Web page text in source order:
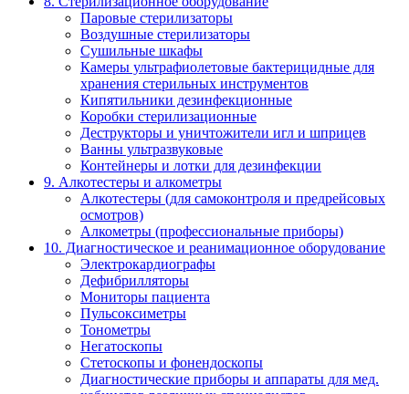
Паровые стерилизаторы
Воздушные стерилизаторы
Сушильные шкафы
Камеры ультрафиолетовые бактерицидные для
хранения стерильных инструментов
Кипятильники дезинфекционные
Коробки стерилизационные
Деструкторы и уничтожители игл и шприцев
Ванны ультразвуковые
Контейнеры и лотки для дезинфекции
9. Алкотестеры и алкометры
Алкотестеры (для самоконтроля и предрейсовых
осмотров)
Алкометры (профессиональные приборы)
10. Диагностическое и реанимационное оборудование
Электрокардиографы
Дефибрилляторы
Мониторы пациента
Пульсоксиметры
Тонометры
Негатоскопы
Стетоскопы и фонендоскопы
Диагностические приборы и аппараты для мед.